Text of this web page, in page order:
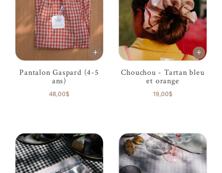
Pantalon Gaspard (4-5
ans)
48,00$
Chouchou - Tartan bleu
et orange
19,00$